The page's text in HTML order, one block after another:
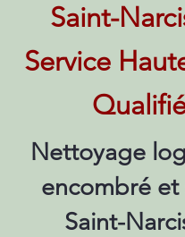
Saint-
Service
Nettoyage
encombré et
Saint-